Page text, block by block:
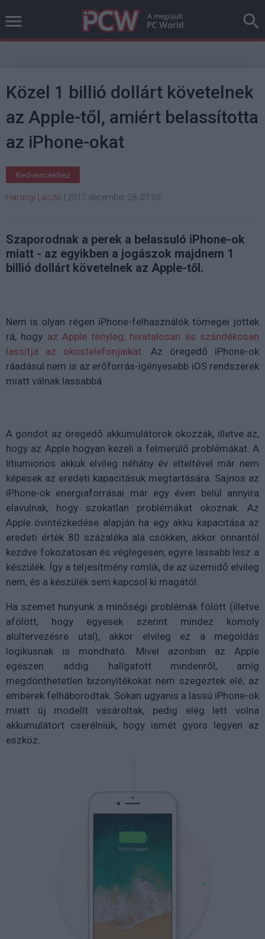
Közel 1 billió dollárt követelnek
az Apple-től, amiért belassította
az iPhone-okat
Kedvencekhez
Harangi László 2017 december 28. 07:00
Szaporodnak a perek a belassuló iPhone-ok
miatt - az egyikben a jogászok majdnem 1
billió dollárt követelnek az Apple-től.
Nem is olyan régen iPhone-felhasználók tömegei jöttek
rá, hogy az Apple tényleg, hivatalosan és szándékosan
lassítja az okostelefonjaikat. Az öregedő iPhone-ok
ráadásul nem is az erőforrás-igényesebb iOS rendszerek
miatt válnak lassabbá.
A gondot az öregedő akkumulátorok okozzák, illetve az,
hogy az Apple hogyan kezeli a felmerülő problémákat. A
lítiumionos akkuk elvileg néhány év elteltével már nem
képesek az eredeti kapacitásuk megtartására. Sajnos az
iPhone-ok energiaforrásai már egy éven belül annyira
elavulnak, hogy szokatlan problémákat okoznak. Az
Apple óvintézkedése alapján ha egy akku kapacitása az
eredeti érték 80 százaléka alá csökken, akkor onnantól
kezdve fokozatosan és véglegesen, egyre lassabb lesz a
készülék. Így a teljesítmény romlik, de az üzemidő elvileg
nem, és a készülék sem kapcsol ki magától.
Ha szemet hunyunk a minőségi problémák fölött (illetve
afölött, hogy egyesek szerint mindez komoly
alultervezésre utal), akkor elvileg ez a megoldás
logikusnak is mondható. Mivel azonban az Apple
egészen addig hallgatott mindenről, amíg
megdönthetetlen bizonyítékokat nem szegeztek elé, az
emberek felháborodtak. Sokan ugyanis a lassú iPhone-ok
miatt új modellt vásároltak, pedig elég lett volna
akkumulátort cserélniük, hogy ismét gyors legyen az
eszköz.